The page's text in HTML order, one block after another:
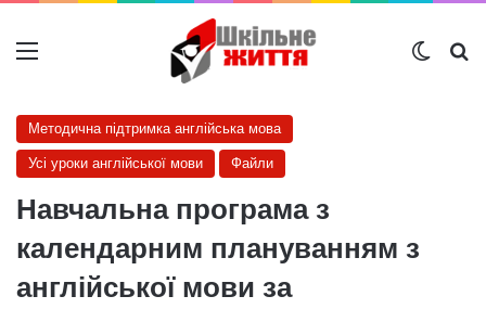
Меню
Методична підтримка англійська мова
Усі уроки англійської мови Файли
Навчальна програма з
календарним плануванням з
англійської мови за